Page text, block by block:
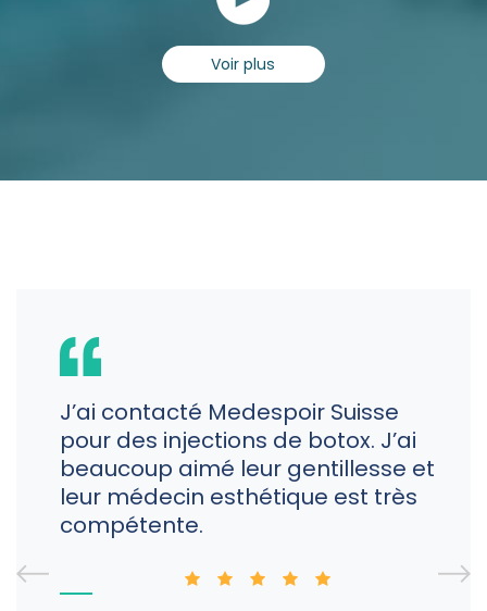
Voir plus
J’ai contacté Medespoir Suisse
pour des injections de botox. J’ai
beaucoup aimé leur gentillesse et
leur médecin esthétique est très
compétente.